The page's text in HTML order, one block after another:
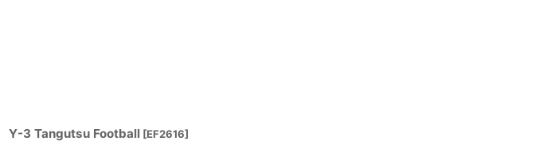
Y-3 Tangutsu Football [EF2616]